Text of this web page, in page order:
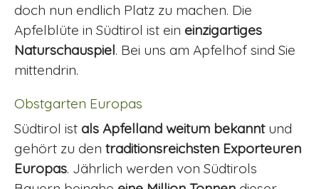
doch nun endlich Platz zu machen. Die
Apfelblüte in Südtirol ist ein einzigartiges
Naturschauspiel. Bei uns am Apfelhof sind Sie
mittendrin.
Obstgarten Europas
Südtirol ist als Apfelland weitum bekanntund
gehört zu den traditionsreichsten Exporteuren
Europas. Jährlich werden von Südtirols